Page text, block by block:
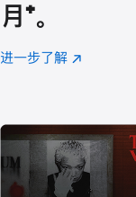
月 脚
注
⁺。
进一步了解 Apple
(在
口
中
打
开)